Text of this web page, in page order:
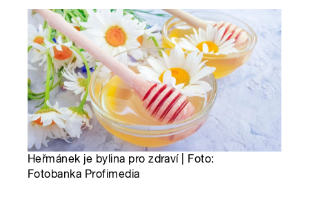
Heřmánek je bylina pro zdraví | Foto:
Fotobanka Profimedia